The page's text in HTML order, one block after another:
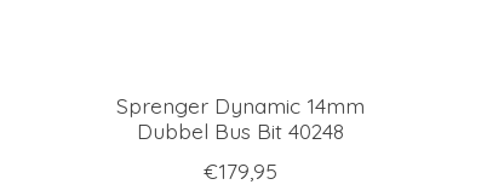
Sprenger Dynamic 14mm
Dubbel Bus Bit 40248
€179,95